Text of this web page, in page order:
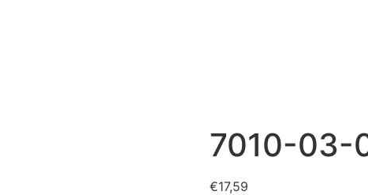
7010-03-
€17,59